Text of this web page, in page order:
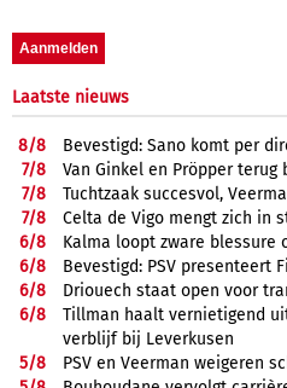
Laatste nieuws
8/8
Bevestigd: Sano komt per
7/8
Van Ginkel en Pröpper terug
7/8
Tuchtzaak succesvol,
7/8
Celta de Vigo mengt zich in
6/8
Kalma loopt zware blessure
6/8
Bevestigd: PSV presenteert
6/8
Driouech staat open voor
6/8
Tillman haalt vernietigend
verblijf bij Leverkusen
5/8
PSV en Veerman weigeren